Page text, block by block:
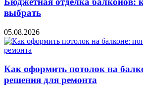
выбрать
05.08.2026
Как оформить потолок на
решения для ремонта